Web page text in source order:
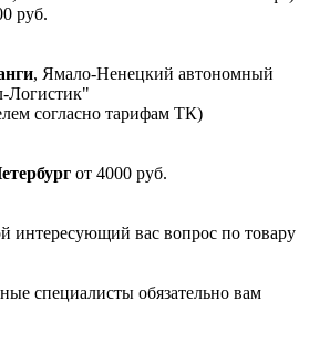
руб.
, Ямало-Ненецкий автономный
Логистик"
согласно тарифам ТК)
от 4000 руб.
интересующий вас вопрос по товару
специалисты обязательно вам